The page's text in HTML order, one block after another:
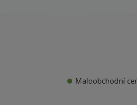
Maloobchodní